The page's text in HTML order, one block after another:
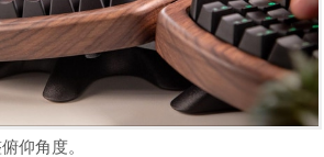
仰角度。